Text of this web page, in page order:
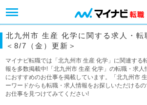
北九州市 生産 化学に関する求人・転
＜8/7（金）更新＞
マイナビ転職では「北九州市 生産 化学」に関連する
報を多数掲載中!「北九州市 生産 化学」の転職・求人
におすすめのお仕事を掲載しています。「北九州市
ーワードからも転職・求人情報をお探しいただける
お仕事を見つけてみてください!